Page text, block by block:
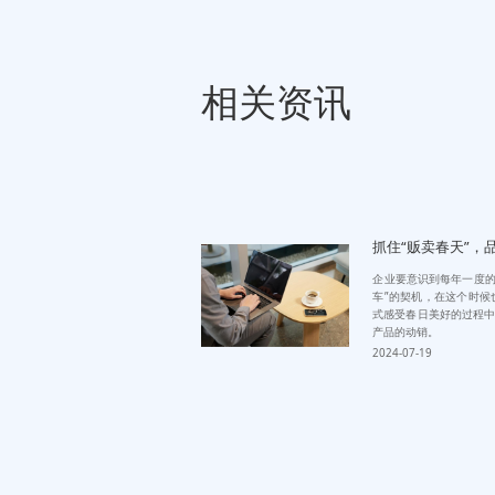
相关资讯
抓住“贩卖春天”，
企业要意识到每年一度
车”的契机，在这个时
式感受春日美好的过程
产品的动销。
2024-07-19